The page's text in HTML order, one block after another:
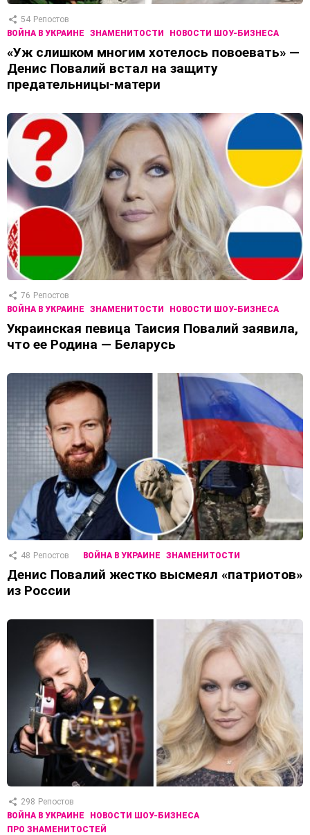
54 Репостов
ВОЙНА В УКРАИНЕ
ЗНАМЕНИТОСТИ НОВОСТИ ШОУ-БИЗНЕСА
«Уж слишком многим хотелось повоевать» —
Денис Повалий встал на защиту
предательницы-матери
76 Репостов
ВОЙНА В УКРАИНЕ
ЗНАМЕНИТОСТИ НОВОСТИ ШОУ-БИЗНЕСА
Украинская певица Таисия Повалий заявила,
что ее Родина — Беларусь
48 Репостов ВОЙНА В УКРАИНЕ ЗНАМЕНИТОСТИ
Денис Повалий жестко высмеял «патриотов»
из России
298 Репостов
ВОЙНА В УКРАИНЕ
НОВОСТИ ШОУ-БИЗНЕСА
ПРО ЗНАМЕНИТОСТЕЙ